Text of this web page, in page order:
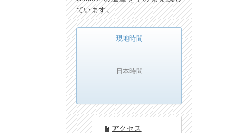
ています。
現地時間
日本時間
アクセス